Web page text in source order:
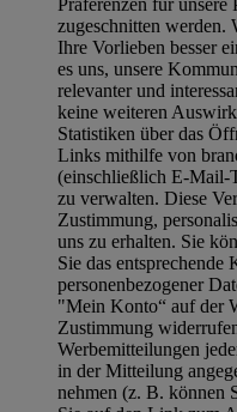
zugeschnitten werden.
Ihre Vorlieben besser
es uns, unsere
relevanter und
keine weiteren
Statistiken über das
Links mithilfe von
(einschließlich E-Mail-
zu verwalten. Diese
Zustimmung,
uns zu erhalten. Sie
Sie das
personenbezogener
"Mein Konto“ auf der
Zustimmung
Werbemitteilungen
in der Mitteilung
nehmen (z. B. können